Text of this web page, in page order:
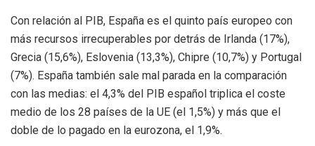
Con relación al PIB, España es el quinto país europeo con
más recursos irrecuperables por detrás de Irlanda (17%),
Grecia (15,6%), Eslovenia (13,3%), Chipre (10,7%) y Portugal
(7%). España también sale mal parada en la comparación
con las medias: el 4,3% del PIB español triplica el coste
medio de los 28 países de la UE (el 1,5%) y más que el
doble de lo pagado en la eurozona, el 1,9%.